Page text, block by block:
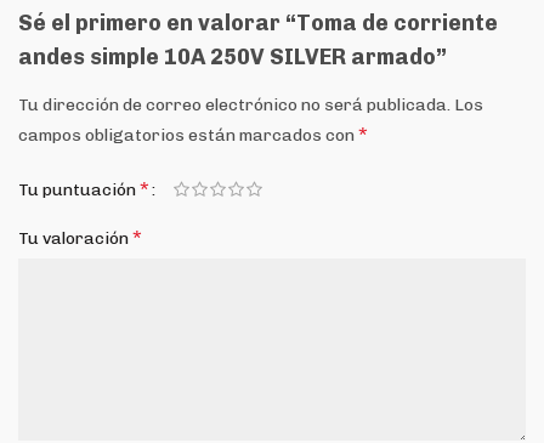
Sé el primero en valorar “Toma de corriente
andes simple 10A 250V SILVER armado”
Tu dirección de correo electrónico no será publicada. Los
campos obligatorios están marcados con *
Tu puntuación*
Tu valoración*